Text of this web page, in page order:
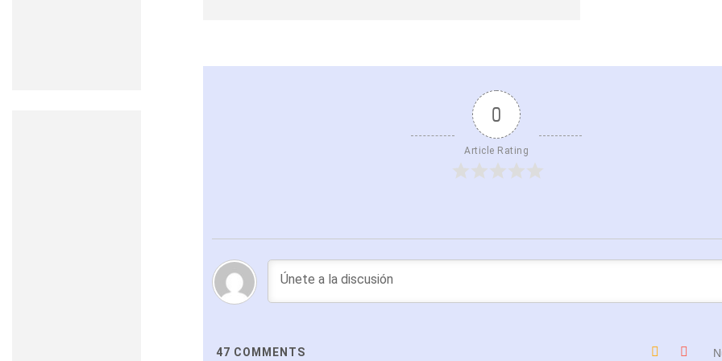
0
Article Rating
47 COMMENTS